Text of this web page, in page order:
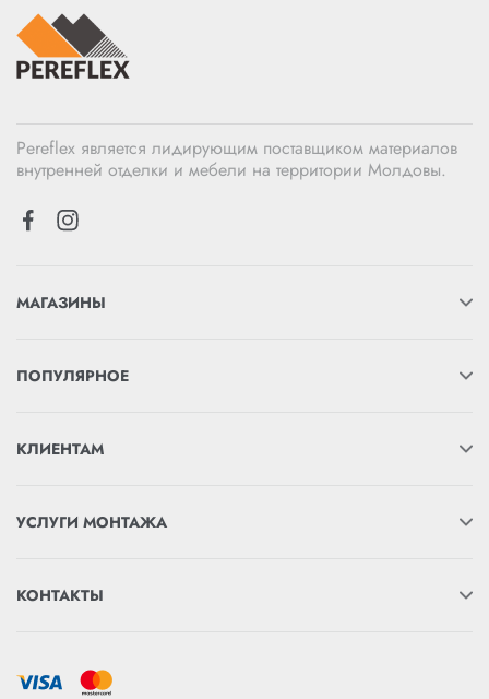
Pereflex является лидирующим поставщиком материалов
внутренней отделки и мебели на территории Молдовы.
МАГАЗИНЫ
ПОПУЛЯРНОЕ
КЛИЕНТАМ
УСЛУГИ МОНТАЖА
КОНТАКТЫ